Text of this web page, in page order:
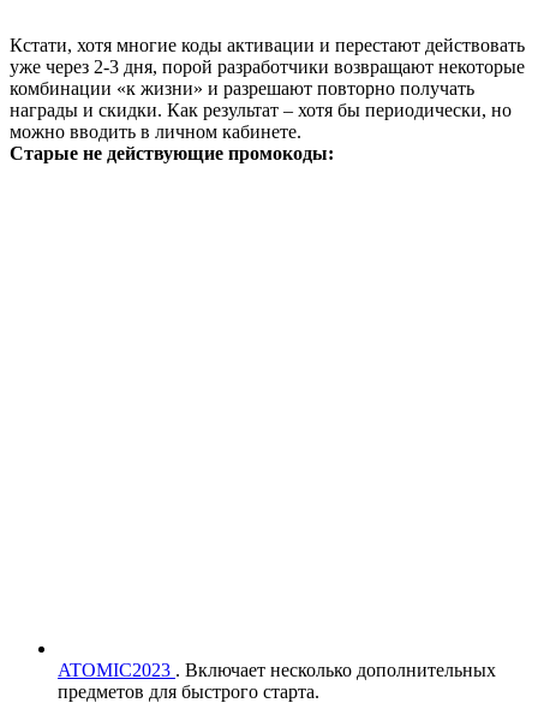
Кстати, хотя многие коды активации и перестают действовать
уже через 2-3 дня, порой разработчики возвращают некоторые
комбинации «к жизни» и разрешают повторно получать
награды и скидки. Как результат – хотя бы периодически, но
можно вводить в личном кабинете.
Старые не действующие промокоды:
ATOMIC2023 . Включает несколько дополнительных
предметов для быстрого старта.